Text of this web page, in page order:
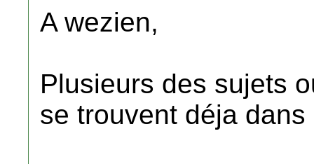
A wezien,
Plusieurs des sujets
se trouvent déja